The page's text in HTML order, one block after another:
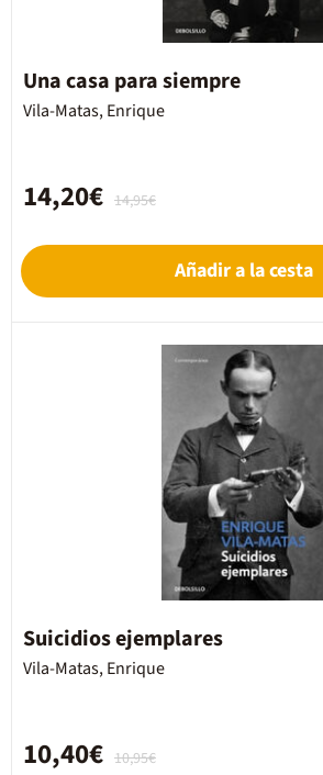
Una casa para siempre
Vila-Matas, Enrique
14,95€
14,20€
Añadir a la cesta
Suicidios ejemplares
Vila-Matas, Enrique
10,95€
10,40€